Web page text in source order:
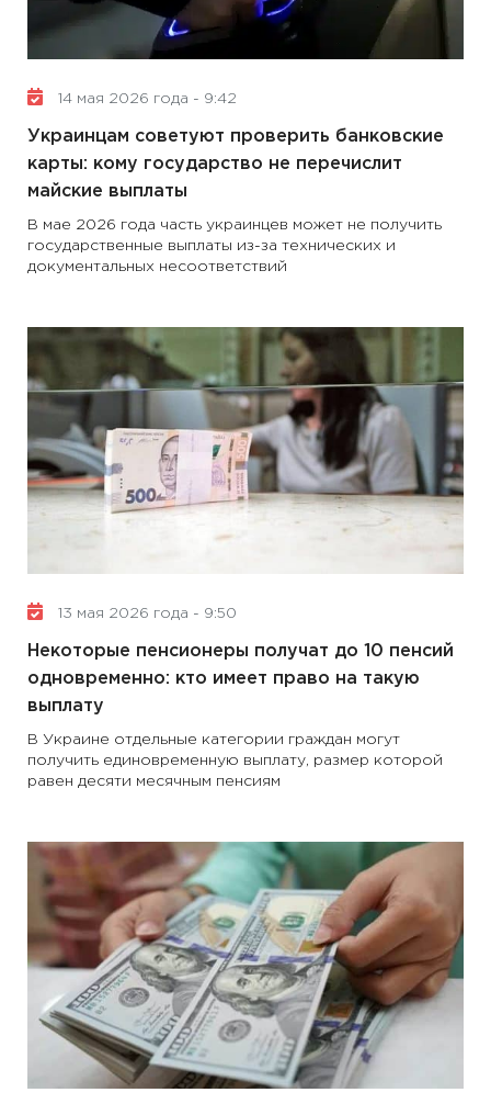
14 мая 2026 года - 9:42
Украинцам советуют проверить банковские
карты: кому государство не перечислит
майские выплаты
В мае 2026 года часть украинцев может не получить
государственные выплаты из-за технических и
документальных несоответствий
13 мая 2026 года - 9:50
Некоторые пенсионеры получат до 10 пенсий
одновременно: кто имеет право на такую ​​
выплату
В Украине отдельные категории граждан могут
получить единовременную выплату, размер которой
равен десяти месячным пенсиям